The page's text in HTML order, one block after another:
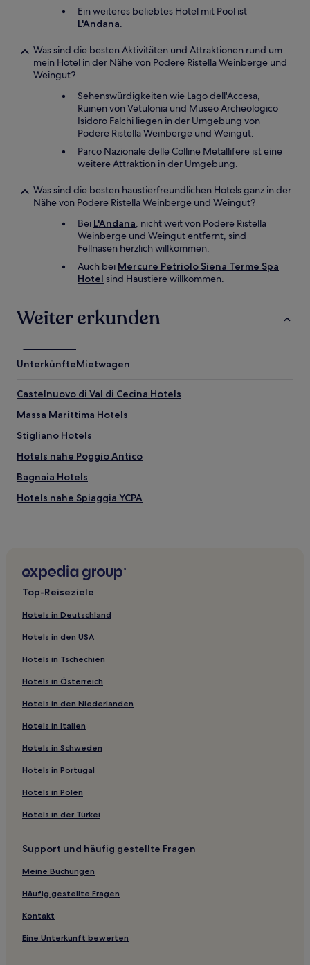
Ein weiteres beliebtes Hotel mit Pool ist
L'Andana.
Was sind die besten Aktivitäten und Attraktionen rund um
mein Hotel in der Nähe von Podere Ristella Weinberge und
Weingut?
Sehenswürdigkeiten wie Lago dell'Accesa,
Ruinen von Vetulonia und Museo Archeologico
Isidoro Falchi liegen in der Umgebung von
Podere Ristella Weinberge und Weingut.
Parco Nazionale delle Colline Metallifere ist eine
weitere Attraktion in der Umgebung.
Was sind die besten haustierfreundlichen Hotels ganz in der
Nähe von Podere Ristella Weinberge und Weingut?
Bei L'Andana, nicht weit von Podere Ristella
Weinberge und Weingut entfernt, sind
Fellnasen herzlich willkommen.
Auch bei Mercure Petriolo Siena Terme Spa
Hotel sind Haustiere willkommen.
Weiter erkunden
UnterkünfteMietwagen
Castelnuovo di Val di Cecina Hotels
Massa Marittima Hotels
Stigliano Hotels
Hotels nahe Poggio Antico
Bagnaia Hotels
Hotels nahe Spiaggia YCPA
Castiglione della Pescaia Hotels
Belforte Hotels
Sticciano Hotels
Hotels nahe Archäologisches Museum
Campagnatico Hotels
La Pesta Hotels
Marina di Grosseto Hotels
Belvedere Hotels
Le Rocchette Hotels
Suvereto Hotels
Campiglia Marittima Hotels
Hotels nahe Parco Naturalistico delle Biancane
Montecerboli Hotels
Hotels nahe Terme Petriolo
La Bandita Hotels
Castiglioncello Bandini Hotels
Grosseto Hotels
Top-Reiseziele
Hotels in Deutschland
Hotels in den USA
Hotels in Tschechien
Hotels in Österreich
Hotels in den Niederlanden
Hotels in Italien
Hotels in Schweden
Hotels in Portugal
Hotels in Polen
Hotels in der Türkei
Support und häufig gestellte Fragen
Meine Buchungen
Häufig gestellte Fragen
Kontakt
Eine Unterkunft bewerten